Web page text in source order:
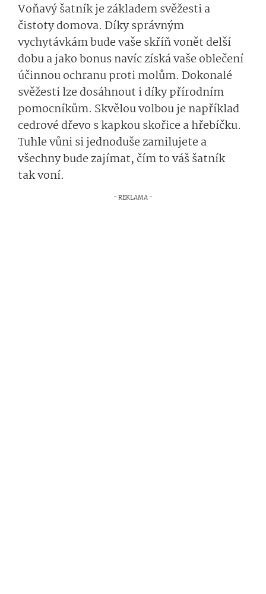
Voňavý šatník je základem svěžesti a
čistoty domova. Díky správným
vychytávkám bude vaše skříň vonět delší
dobu a jako bonus navíc získá vaše oblečení
účinnou ochranu proti molům. Dokonalé
svěžesti lze dosáhnout i díky přírodním
pomocníkům. Skvělou volbou je například
cedrové dřevo s kapkou skořice a hřebíčku.
Tuhle vůni si jednoduše zamilujete a
všechny bude zajímat, čím to váš šatník
tak voní.